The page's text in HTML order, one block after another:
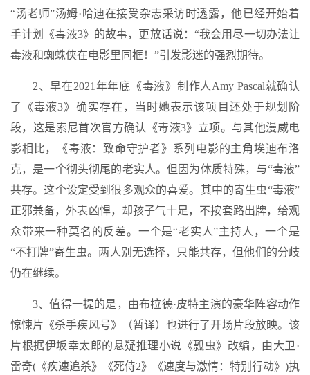
“汤老师”汤姆·哈迪在接受杂志采访时透露，他已经开始着
手计划《毒液3》的故事，更放话说：“我会用尽一切办法让
毒液和蜘蛛侠在电影里同框！”引发影迷的强烈期待。
2、早在2021年年底《毒液》制作人Amy Pascal就确认
了《毒液3》确实存在，当时她表示该项目还处于规划阶
段，这是索尼首次官方确认《毒液3》立项。与其他漫威电
影相比，《毒液：致命守护者》系列电影的主角埃迪布洛
克，是一个彻头彻尾的老实人。但因为体质特殊，与“毒液”
共存。这个设定受到很多观众的喜爱。其中的寄生虫“毒液”
正邪兼备，外表凶悍，却孩子气十足，不按套路出牌，给观
众带来一种莫名的反差。一个是“老实人”主持人，一个是
“不打牌”寄生虫。两人别无选择，只能共存，但他们的分歧
仍在继续。
3、值得一提的是，由布拉德·皮特主演的豪华阵容动作
惊悚片《杀手疾风号》（暂译）也进行了开场片段放映。该
片根据伊坂幸太郎的悬疑推理小说《瓢虫》改编，由大卫·
雷奇(《疾速追杀》《死侍2》《速度与激情：特别行动》)执